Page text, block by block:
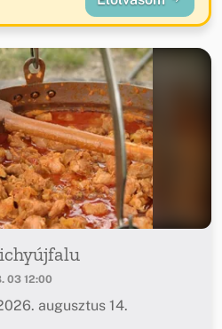
03 12:00
augusztus 14.